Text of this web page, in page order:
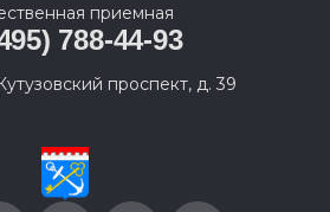
приемная
788-44-93
проспект, д. 39